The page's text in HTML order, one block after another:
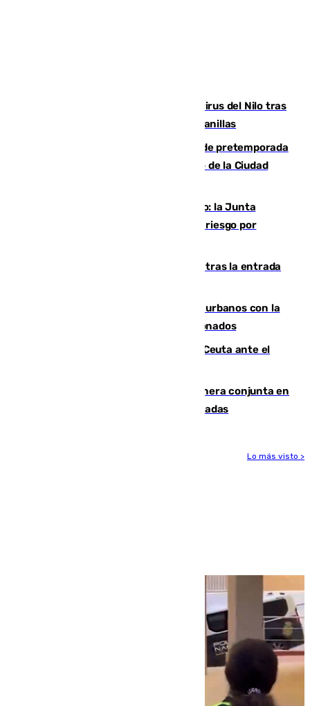
Málaga refuerza la vigilancia por el virus del Nilo tras
detectar un mosquito positivo en Campanillas
Málaga-Ceuta: cuarto compromiso de pretemporada
de los blanquiazules en busca del Trofeo de la Ciudad
Málaga, en alerta por el virus del Nilo: la Junta
decreta Campanillas como zona de alto riesgo por
El Gobierno registra 1.342 menores tras la entrada
Cádiz despide seis «puntos negros» urbanos con la
orden de retirada para quioscos abandonados
La Armada suma cuatro buques en Ceuta ante el
Guardia Civil y RFEF trabajan de manera conjunta en
el caso de las estafas de ventas de entradas
Lo más visto >